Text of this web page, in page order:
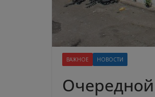
ВАЖНОЕ НОВОСТИ